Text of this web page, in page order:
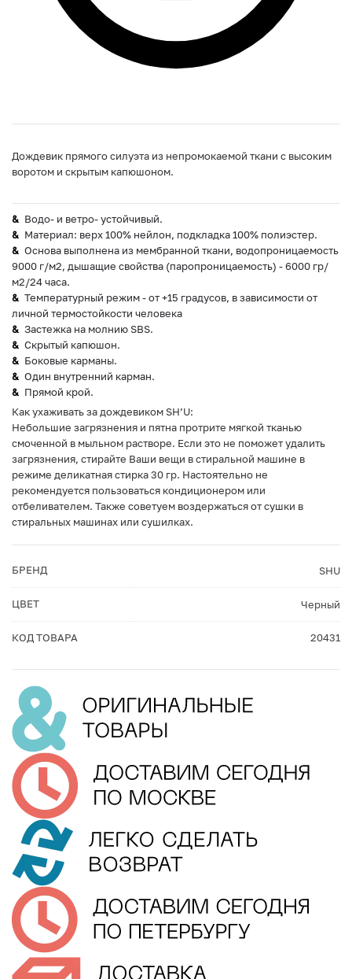
Дождевик прямого силуэта из непромокаемой ткани с высоким
воротом и скрытым капюшоном.
Водо- и ветро- устойчивый.
Материал: верх 100% нейлон, подкладка 100% полиэстер.
Основа выполнена из мембранной ткани, водопроницаемость
9000 г/м2, дышащие свойства (паропроницаемость) - 6000 гр/
м2/24 часа.
Температурный режим - от +15 градусов, в зависимости от
личной термостойкости человека
Застежка на молнию SBS.
Скрытый капюшон.
Боковые карманы.
Один внутренний карман.
Прямой крой.
Как ухаживать за дождевиком SH’U:
Небольшие загрязнения и пятна протрите мягкой тканью
смоченной в мыльном растворе. Если это не поможет удалить
загрязнения, стирайте Ваши вещи в стиральной машине в
режиме деликатная стирка 30 гр. Настоятельно не
рекомендуется пользоваться кондиционером или
отбеливателем. Также советуем воздержаться от сушки в
стиральных машинах или сушилках.
БРЕНД SHU
ЦВЕТ Черный
КОД ТОВАРА 20431